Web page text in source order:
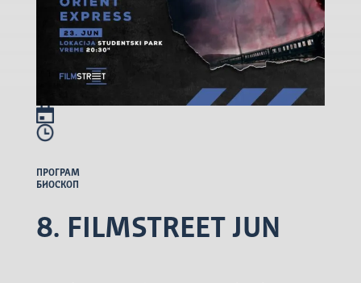
ПРОГРАМ
БИОСКОП
8. FILMSTREET JUN